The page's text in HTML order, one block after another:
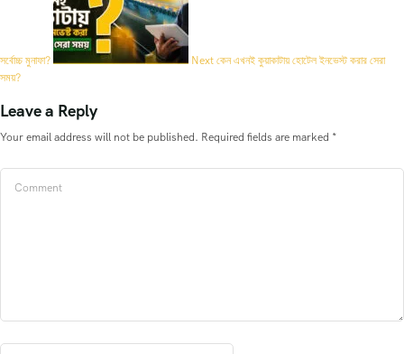
সর্বোচ্চ মুনাফা? Nextকেন এখনই কুয়াকাটায় হোটেল ইনভেস্ট করার সেরা
সময়?
Leave a Reply
Your email address will not be published. Required fields are marked *